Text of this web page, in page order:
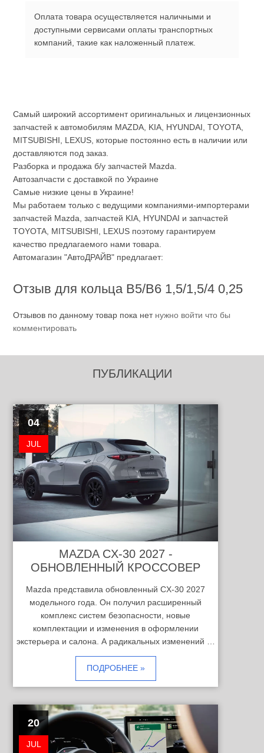
Оплата товара осуществляется наличными и
доступными сервисами оплаты транспортных
компаний, такие как наложенный платеж.
Самый широкий ассортимент оригинальных и лицензионных
запчастей к автомобилям MAZDA, KIA, HYUNDAI, TOYOTA,
MITSUBISHI, LEXUS, которые постоянно есть в наличии или
доставляются под заказ.
Разборка и продажа б/у запчастей Mazda.
Автозапчасти с доставкой по Украине
Самые низкие цены в Украине!
Мы работаем только с ведущими компаниями-импортерами
запчастей Mazda, запчастей KIA, HYUNDAI и запчастей
TOYOTA, MITSUBISHI, LEXUS поэтому гарантируем
качество предлагаемого нами товара.
Автомагазин "АвтоДРАЙВ" предлагает:
Отзыв для кольца В5/В6 1,5/1,5/4 0,25
Отзывов по данному товар пока нет нужно войти что бы
комментировать
ПУБЛИКАЦИИ
04
JUL
MAZDA CX-30 2027 -
ОБНОВЛЕННЫЙ КРОССОВЕР
Mazda представила обновленный CX-30 2027
модельного года. Он получил расширенный
комплекс систем безопасности, новые
комплектации и изменения в оформлении
экстерьера и салона. А радикальных изменений …
ПОДРОБНЕЕ »
20
JUL